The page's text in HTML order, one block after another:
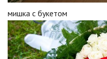
мишка с букетом